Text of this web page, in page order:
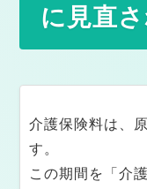
に見直
介護保険料は、
す。
この期間を「介